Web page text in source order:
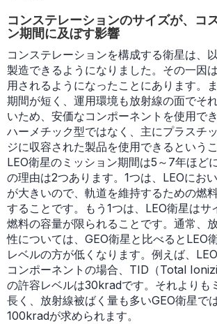
コンステレーションのサイズが、コ
ン期間に及ぼす影響
コンステレーションを構成する衛星は、
製造できるようになりました。その一因
用されるようになったことにあります。
期間が短く、運用環境も放射線の面でそ
いため、安価なコンポーネントを使用で
ハーメチック型ではなく、主にプラスチ
ジに収容された製品を使用できるという
LEO衛星のミッション期間は5～7年ほど
の理由は2つあります。1つは、LEOにお
が大きいので、軌道を維持するための燃
することです。もう1つは、LEO衛星はサ
燃料の容量が限られることです。通常、
性については、GEO衛星と比べるとLEO
レベルの方が低くなります。例えば、
コンポーネントの場合、TID（Total
の許容レベルは30kradです。それよりも
長く、放射線被ばく量も多いGEO衛星で
100kradが求められます。